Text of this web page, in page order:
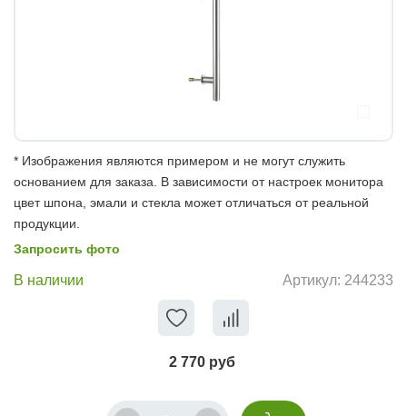
* Изображения являются примером и не могут служить
основанием для заказа. В зависимости от настроек монитора
цвет шпона, эмали и стекла может отличаться от реальной
продукции.
Запросить фото
В наличии Артикул: 244233
2 770 руб